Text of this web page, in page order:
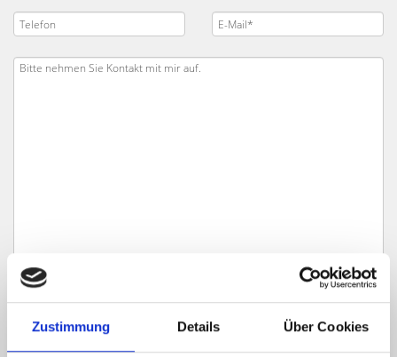
Zustimmung Details Über Cookies
Ich habe dieDatenschutzerklärungzur Kenntnis genommen. Ich stimme
zu, dass meine Angaben und Daten zur Beantwortung meiner Anfrage